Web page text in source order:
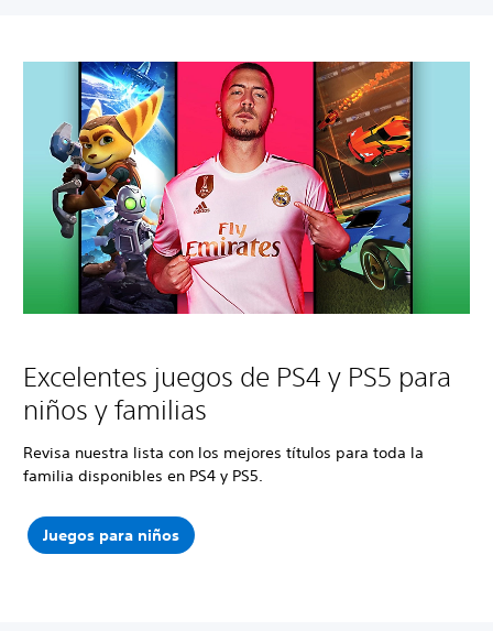
Excelentes juegos de PS4 y PS5 para
niños y familias
Revisa nuestra lista con los mejores títulos para toda la
familia disponibles en PS4 y PS5.
Juegos para niños